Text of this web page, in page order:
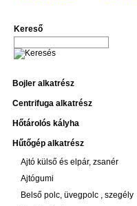
Kereső
Bojler alkatrész
Centrifuga alkatrész
Hőtárolós kályha
Hűtőgép alkatrész
Ajtó külső és elpár, zsanér
Ajtógumi
Belső polc, üvegpolc , szegély